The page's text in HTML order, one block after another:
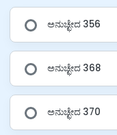
ಅನುಚ್ಛೇದ 356
ಅನುಚ್ಛೇದ 368
ಅನುಚ್ಛೇದ 370